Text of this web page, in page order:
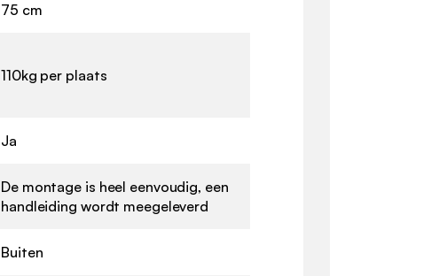
75 cm
110kg per plaats
Ja
De montage is heel eenvoudig, een
handleiding wordt meegeleverd
Buiten